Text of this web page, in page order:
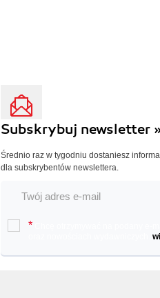
Subskrybuj newsletter
Średnio raz w tygodniu dostaniesz
dla subskrybentów newslettera.
*